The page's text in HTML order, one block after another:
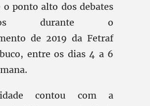
o ponto alto dos debates
durante o
de 2019 da Fetraf
entre os dias 4 a 6
contou com a